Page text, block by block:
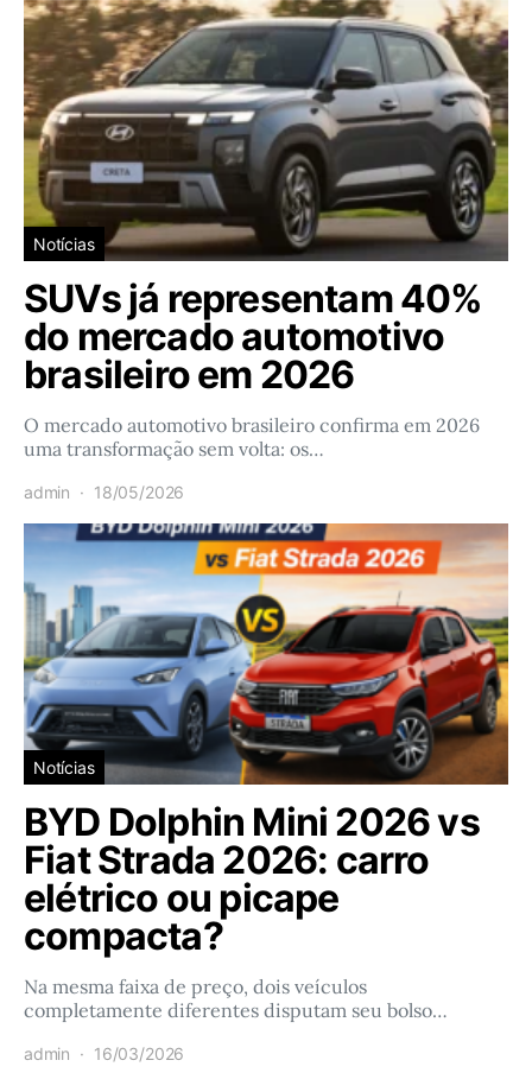
Notícias
SUVs já representam 40%
do mercado automotivo
brasileiro em 2026
O mercado automotivo brasileiro confirma em 2026
uma transformação sem volta: os…
admin 18/05/2026
Notícias
BYD Dolphin Mini 2026 vs
Fiat Strada 2026: carro
elétrico ou picape
compacta?
Na mesma faixa de preço, dois veículos
completamente diferentes disputam seu bolso…
admin 16/03/2026